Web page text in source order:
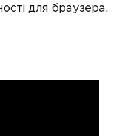
для браузера.